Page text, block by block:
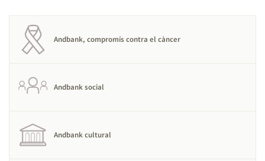
Andbank, compromís contra el càncer
Andbank social
Andbank cultural